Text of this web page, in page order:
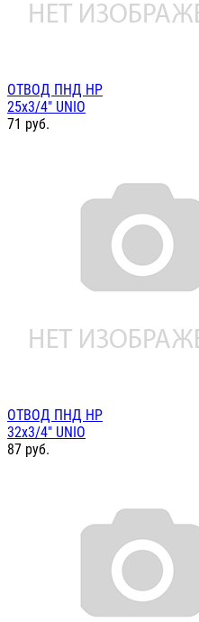
ОТВОД ПНД НР
25х3/4" UNIO
71 руб.
ОТВОД ПНД НР
32х3/4" UNIO
87 руб.